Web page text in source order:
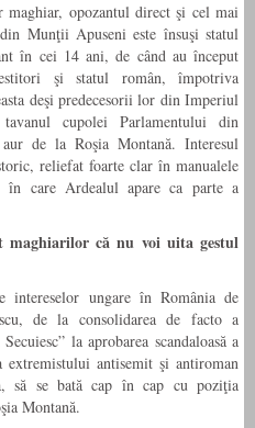
maghiar, opozantul direct şi cel mai
Munţii Apuseni este însuşi statul
în cei 14 ani, de când au început
şi statul român, împotriva
deşi predecesorii lor din Imperiul
cupolei Parlamentului din
de la Roşia Montană. Interesul
reliefat foarte clar în manualele
care Ardealul apare ca parte a
că nu voi uita gestul
intereselor ungare în România de
de la consolidarea de facto a
la aprobarea scandaloasă a
antisemit şi antiroman
să se bată cap în cap cu poziţia
Montană.